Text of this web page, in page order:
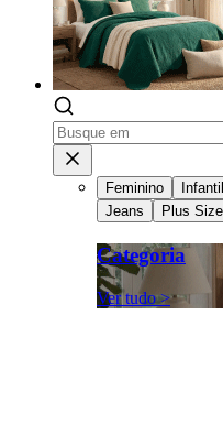
Feminino Infantil
Jeans
Plus Size
Categoria
Ver tudo >